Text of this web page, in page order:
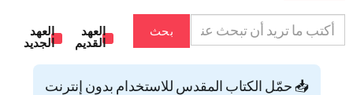
بحث
العهد
القديم
العهد
الجديد
📥 حمّل الكتاب المقدس للاستخدام بدون إنترنت